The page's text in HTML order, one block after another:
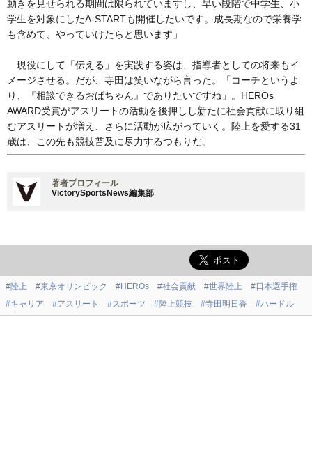
動きを見せられる期間は限られていますし、早い段階で中学生、小
学生を対象にしたA-STARTも開催したいです。成長期なので栄養学
も含めて、やっていけたらと思います」
現役にして「伝える」を実践する姿は、指導者としての将来もイ
メージさせる。だが、寺田は笑いながら言った。「コーチというよ
り、『相談できるおばちゃん』でありたいですね」。HEROs
AWARD受賞がアスリートの活動を後押しし新たに社会貢献に取り組
むアスリートが増え、さらに活動が広がっていく。陸上を愛する31
歳は、この先も競技普及に尽力するつもりだ。
著者プロフィール
VictorySportsNews編集部
#陸上 #東京オリンピック #HEROs #社会貢献 #世界陸上
#日本選手権
#キャリア
#アスリート #スポーツ #陸上競技 #寺田明日香 #ハードル